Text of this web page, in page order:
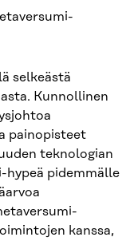
selkeästä
Kunnollinen
painopisteet
teknologian
hypeä pidemmälle
kanssa,